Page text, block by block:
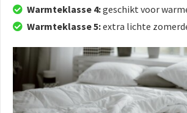
Warmteklasse 4:geschikt voor
Warmteklasse 5:extra lichte